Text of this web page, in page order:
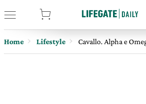
Home Lifestyle Cavallo. Alpha e